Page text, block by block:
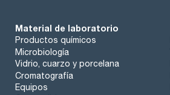
Material de laboratorio
Productos químicos
Microbiología
Vidrio, cuarzo y porcelana
Cromatografía
Equipos